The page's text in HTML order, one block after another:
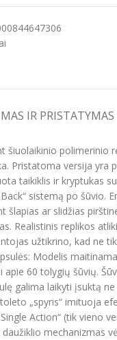
IR PRISTATYMAS
polimerinio
Pristatoma versija yra
taikiklis ir kryptukas
sistemą po šūvio.
ar slidžias
Realistinis replikos
užtikrino, kad ne
Modelis
60 tolygių šūvių.
galima laikyti įsuktą
„spyris“ imituoja
Action“ (tik vieno
mechanizmas